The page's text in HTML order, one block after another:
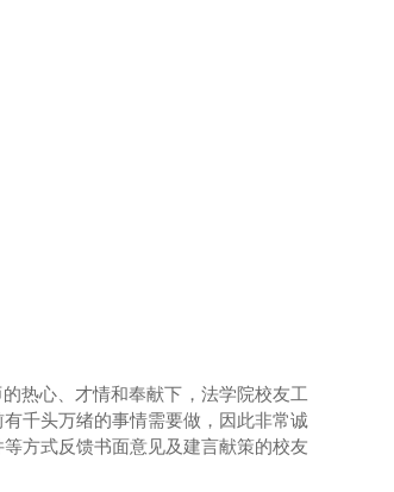
热心、才情和奉献下，法学院校友工
千头万绪的事情需要做， 因此非常诚
方式反馈书面意见及建言献策的校友